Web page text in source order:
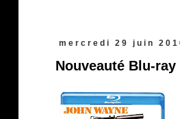
mercredi 29 juin
Nouveauté Blu-ray